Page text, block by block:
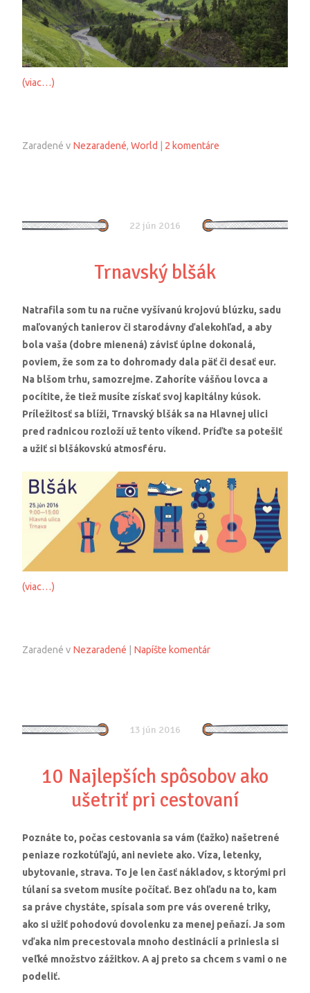
(viac…)
Zaradené v Nezaradené,World 2 komentáre
22 jún 2016
Trnavský blšák
Natrafila som tu na ručne vyšívanú krojovú blúzku, sadu
maľovaných tanierov či starodávny ďalekohľad, a aby
bola vaša (dobre mienená) závisť úplne dokonalá,
poviem, že som za to dohromady dala päť či desať eur.
Na blšom trhu, samozrejme. Zahoríte vášňou lovca a
pocítite, že tiež musíte získať svoj kapitálny kúsok.
Príležitosť sa blíži, Trnavský blšák sa na Hlavnej ulici
pred radnicou rozloží už tento víkend. Príďte sa potešiť
a užiť si blšákovskú atmosféru.
(viac…)
Zaradené v Nezaradené Napíšte komentár
13 jún 2016
10 Najlepších spôsobov ako
ušetriť pri cestovaní
Poznáte to, počas cestovania sa vám (ťažko) našetrené
peniaze rozkotúľajú, ani neviete ako. Víza, letenky,
ubytovanie, strava. To je len časť nákladov, s ktorými pri
túlaní sa svetom musíte počítať. Bez ohľadu na to, kam
sa práve chystáte, spísala som pre vás overené triky,
ako si užiť pohodovú dovolenku za menej peňazí. Ja som
vďaka nim precestovala mnoho destinácií a priniesla si
veľké množstvo zážitkov. A aj preto sa chcem s vami o ne
podeliť.